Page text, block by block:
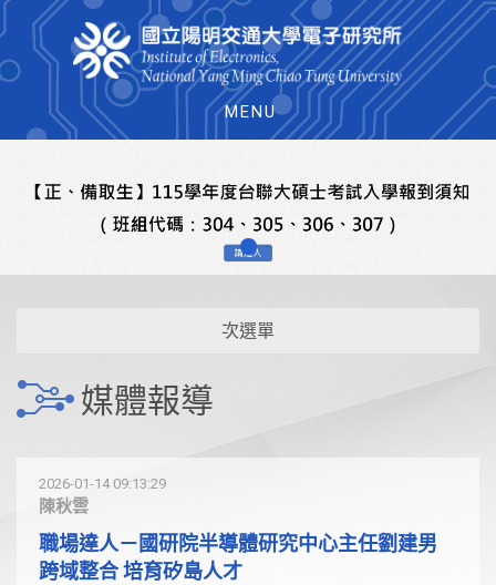
MENU
次選單
媒體報導
2026-01-14 09:13:29
陳秋雲
職場達人－國研院半導體研究中心主任劉建男
跨域整合 培育矽島人才